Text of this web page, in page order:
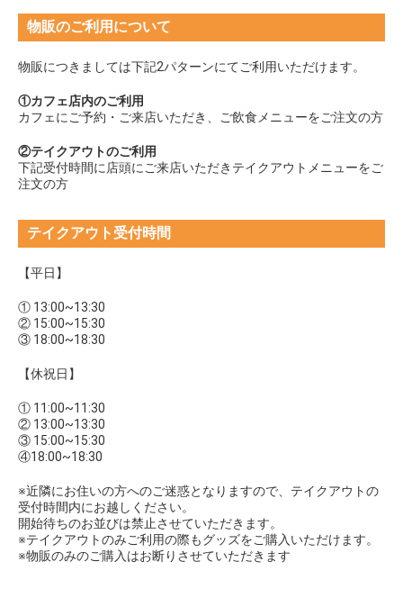
物販のご利用について
物販につきましては下記2パターンにてご利用いただけます。
①カフェ店内のご利用
カフェにご予約・ご来店いただき、ご飲食メニューをご注文の方
②テイクアウトのご利用
下記受付時間に店頭にご来店いただきテイクアウトメニューをご
注文の方
テイクアウト受付時間
【平日】
① 13:00~13:30
② 15:00~15:30
③ 18:00~18:30
【休祝日】
① 11:00~11:30
② 13:00~13:30
③ 15:00~15:30
④18:00~18:30
※近隣にお住いの方へのご迷惑となりますので、テイクアウトの
受付時間内にお越しください。
開始待ちのお並びは禁止させていただきます。
※テイクアウトのみご利用の際もグッズをご購入いただけます。
※物販のみのご購入はお断りさせていただきます